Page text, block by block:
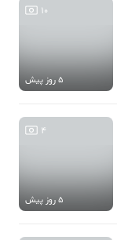
10
5 روز پیش
4
5 روز پیش